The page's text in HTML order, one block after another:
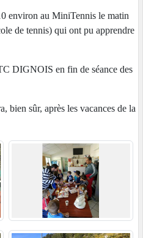
environ au MiniTennis le matin
de tennis) qui ont pu apprendre
DIGNOIS en fin de séance des
bien sûr, après les vacances de la